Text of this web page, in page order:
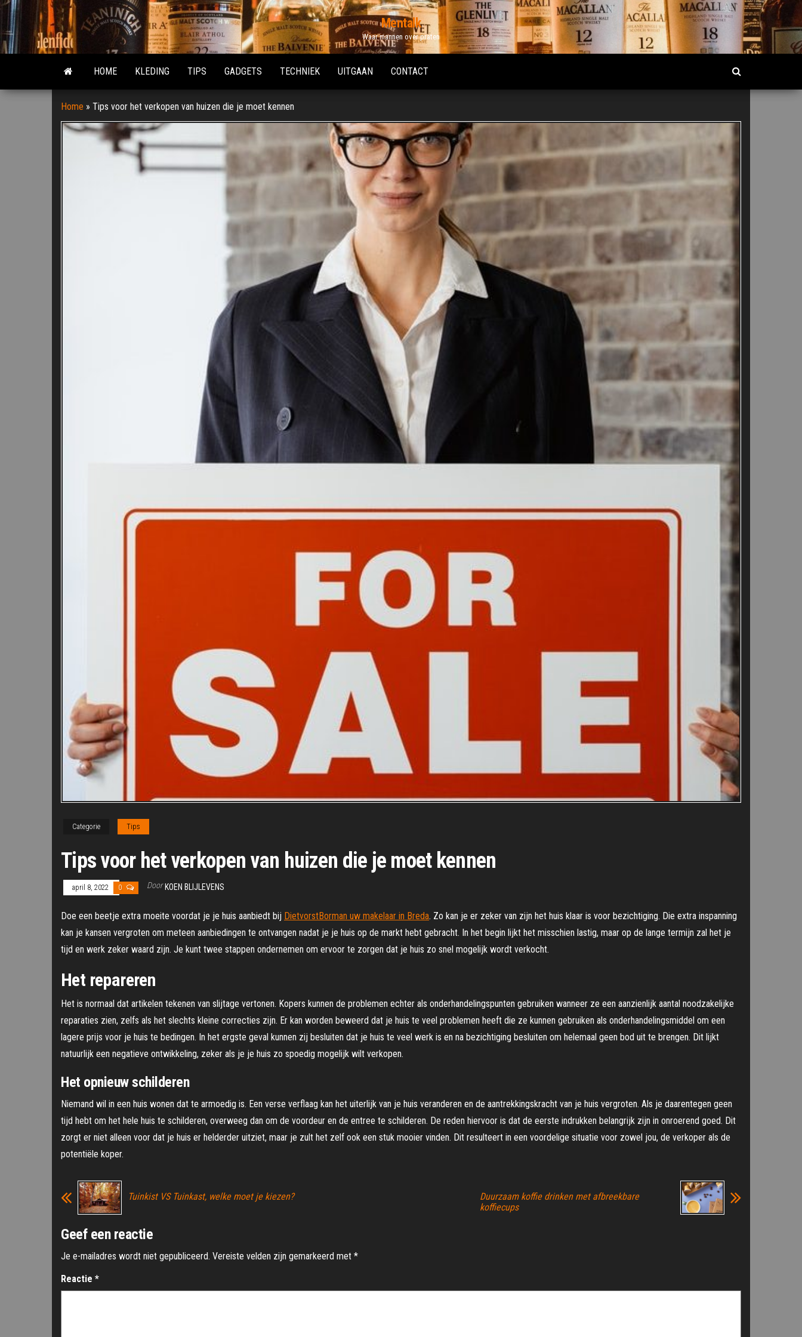
Ga
naar
de
inhoud
Mentalk
Waar mannen over praten
HOME KLEDING TIPS GADGETS TECHNIEK UITGAAN CONTACT
Home » Tips voor het verkopen van huizen die je moet kennen
Categorie Tips
Tips voor het verkopen van huizen die je moet kennen
april 8, 2022 0 Door KOEN BLIJLEVENS
Doe een beetje extra moeite voordat je je huis aanbiedt bij DietvorstBorman uw makelaar in Breda. Zo kan je er zeker van zijn het huis klaar is voor bezichtiging. Die extra inspanning
kan je kansen vergroten om meteen aanbiedingen te ontvangen nadat je je huis op de markt hebt gebracht. In het begin lijkt het misschien lastig, maar op de lange termijn zal het je
tijd en werk zeker waard zijn. Je kunt twee stappen ondernemen om ervoor te zorgen dat je huis zo snel mogelijk wordt verkocht.
Het repareren
Het is normaal dat artikelen tekenen van slijtage vertonen. Kopers kunnen de problemen echter als onderhandelingspunten gebruiken wanneer ze een aanzienlijk aantal noodzakelijke
reparaties zien, zelfs als het slechts kleine correcties zijn. Er kan worden beweerd dat je huis te veel problemen heeft die ze kunnen gebruiken als onderhandelingsmiddel om een ​​
lagere prijs voor je huis te bedingen. In het ergste geval kunnen zij besluiten dat je huis te veel werk is en na bezichtiging besluiten om helemaal geen bod uit te brengen. Dit lijkt
natuurlijk een negatieve ontwikkeling, zeker als je je huis zo spoedig mogelijk wilt verkopen.
Het opnieuw schilderen
Niemand wil in een huis wonen dat te armoedig is. Een verse verflaag kan het uiterlijk van je huis veranderen en de aantrekkingskracht van je huis vergroten. Als je daarentegen geen
tijd hebt om het hele huis te schilderen, overweeg dan om de voordeur en de entree te schilderen. De reden hiervoor is dat de eerste indrukken belangrijk zijn in onroerend goed. Dit
zorgt er niet alleen voor dat je huis er helderder uitziet, maar je zult het zelf ook een stuk mooier vinden. Dit resulteert in een voordelige situatie voor zowel jou, de verkoper als de
potentiële koper.
Tuinkist VS Tuinkast, welke moet je kiezen?
Duurzaam koffie drinken met afbreekbare
koffiecups
Geef een reactie
Je e-mailadres wordt niet gepubliceerd. Vereiste velden zijn gemarkeerd met *
Reactie *